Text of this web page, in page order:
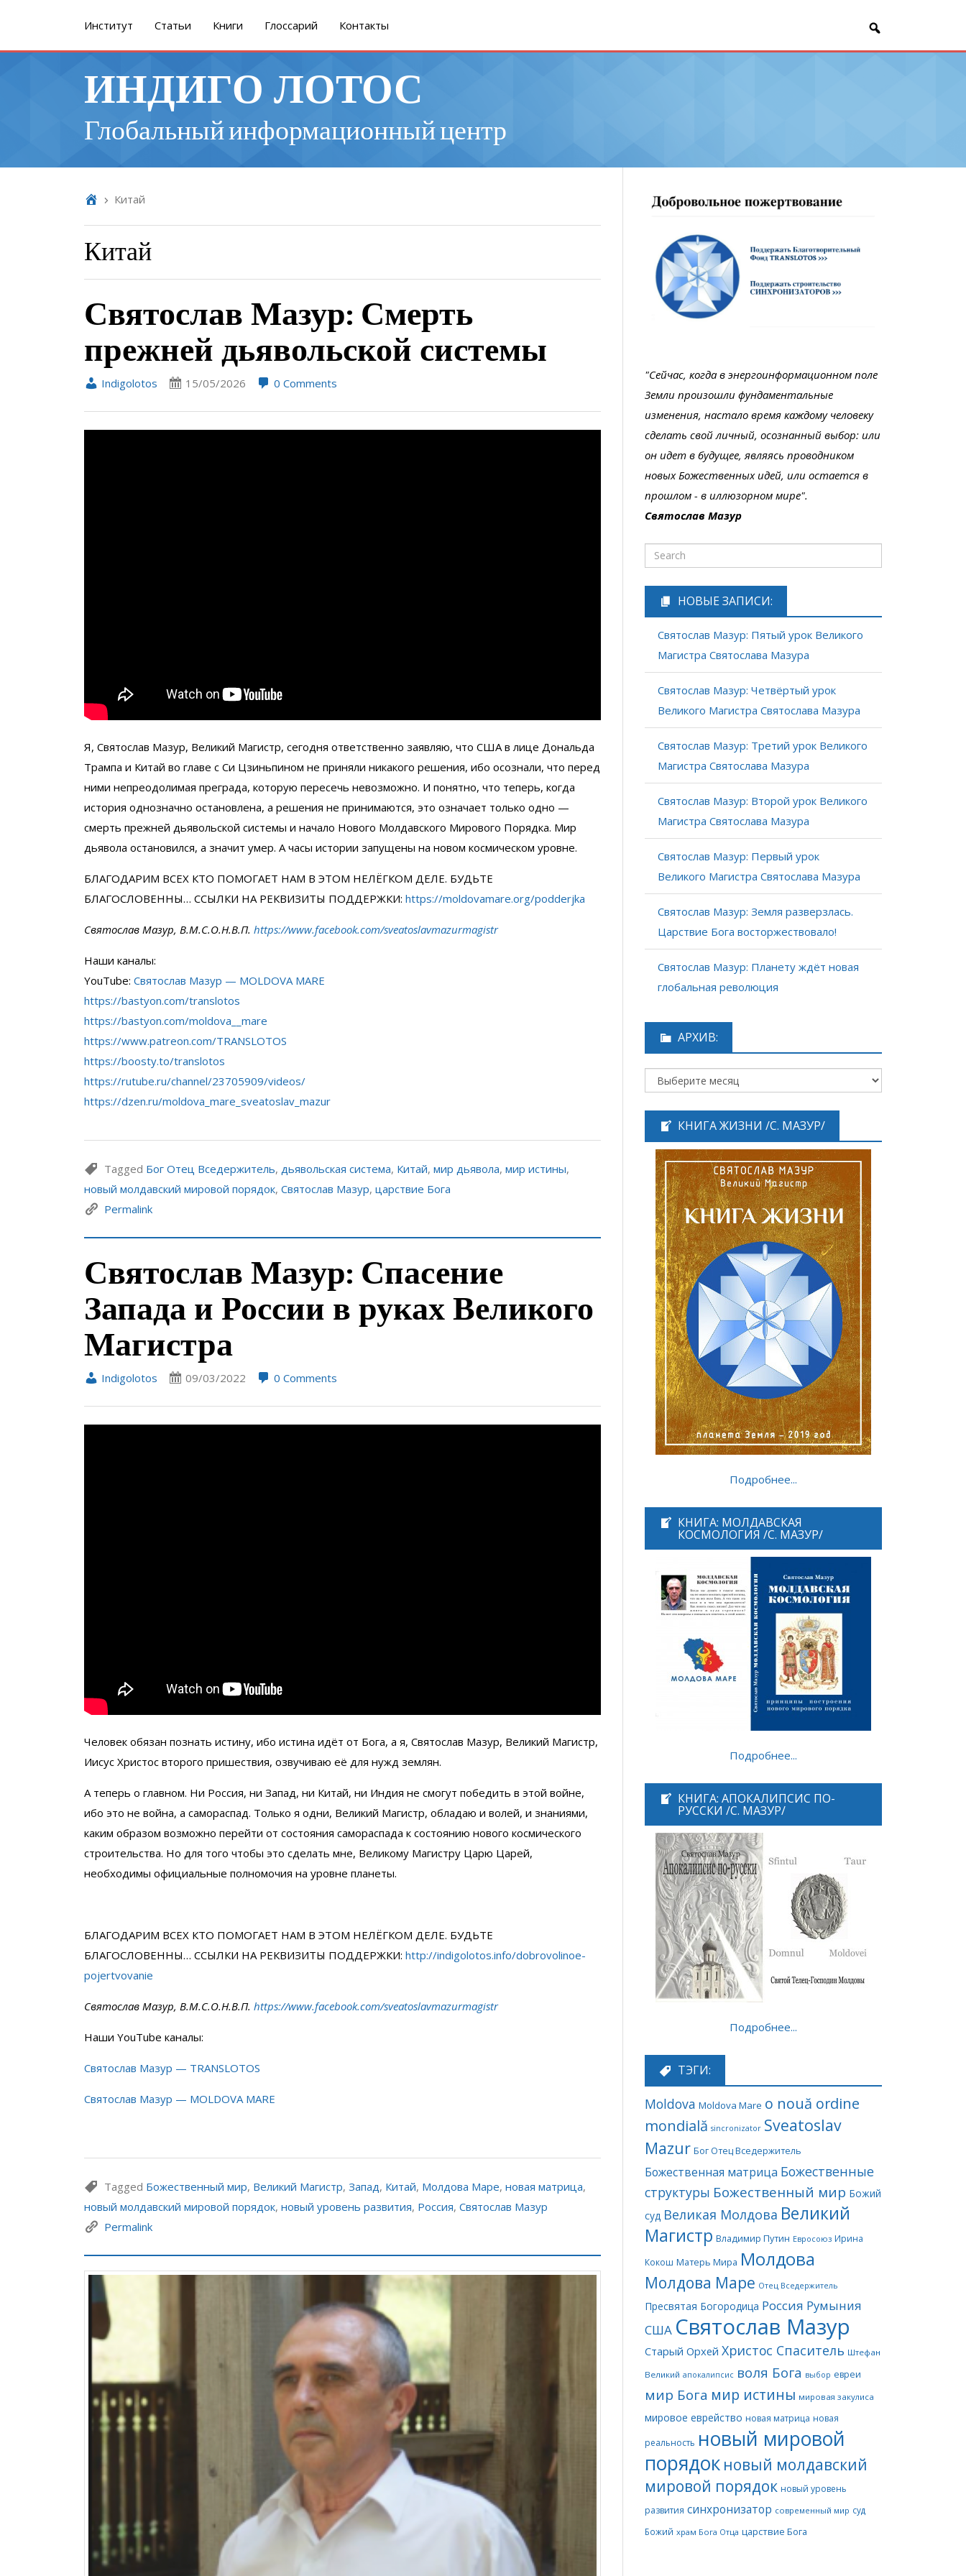
Институт Cтатьи Книги Глоссарий Контакты
ИНДИГО ЛОТОС
Глобальный информационный центр
Китай
Китай
Святослав Мазур: Смерть
прежней дьявольской системы
Indigolotos 15/05/2026 0 Comments
Я, Святослав Мазур, Великий Магистр, сегодня ответственно заявляю, что США в лице Дональда
Трампа и Китай во главе с Си Цзиньпином не приняли никакого решения, ибо осознали, что перед
ними непреодолимая преграда, которую пересечь невозможно. И понятно, что теперь, когда
история однозначно остановлена, а решения не принимаются, это означает только одно —
смерть прежней дьявольской системы и начало Нового Молдавского Мирового Порядка. Мир
дьявола остановился, а значит умер. А часы истории запущены на новом космическом уровне.
БЛАГОДАРИМ ВСЕХ КТО ПОМОГАЕТ НАМ В ЭТОМ НЕЛЁГКОМ ДЕЛЕ. БУДЬТЕ
БЛАГОСЛОВЕННЫ… ССЫЛКИ НА РЕКВИЗИТЫ ПОДДЕРЖКИ: https://moldovamare.org/podderjka
Святослав Мазур, В.М.С.О.Н.В.П. https://www.facebook.com/sveatoslavmazurmagistr
Наши каналы:
YouTube: Святослав Мазур — MOLDOVA MARE
https://bastyon.com/translotos
https://bastyon.com/moldova__mare
https://www.patreon.com/TRANSLOTOS
https://boosty.to/translotos
https://rutube.ru/channel/23705909/videos/
https://dzen.ru/moldova_mare_sveatoslav_mazur
Tagged Бог Отец Вседержитель, дьявольская система, Китай, мир дьявола, мир истины,
новый молдавский мировой порядок, Святослав Мазур, царствие Бога
Permalink
Святослав Мазур: Спасение
Запада и России в руках Великого
Магистра
Indigolotos 09/03/2022 0 Comments
Человек обязан познать истину, ибо истина идёт от Бога, а я, Святослав Мазур, Великий Магистр,
Иисус Христос второго пришествия, озвучиваю её для нужд землян.
А теперь о главном. Ни Россия, ни Запад, ни Китай, ни Индия не смогут победить в этой войне,
ибо это не война, а самораспад. Только я одни, Великий Магистр, обладаю и волей, и знаниями,
каким образом возможно перейти от состояния самораспада к состоянию нового космического
строительства. Но для того чтобы это сделать мне, Великому Магистру Царю Царей,
необходимы официальные полномочия на уровне планеты.
БЛАГОДАРИМ ВСЕХ КТО ПОМОГАЕТ НАМ В ЭТОМ НЕЛЁГКОМ ДЕЛЕ. БУДЬТЕ
БЛАГОСЛОВЕННЫ… ССЫЛКИ НА РЕКВИЗИТЫ ПОДДЕРЖКИ: http://indigolotos.info/dobrovolinoe-
pojertvovanie
Святослав Мазур, В.М.С.О.Н.В.П. https://www.facebook.com/sveatoslavmazurmagistr
Наши YouTube каналы:
Святослав Мазур — TRANSLOTOS
Святослав Мазур — MOLDOVA MARE
Tagged Божественный мир, Великий Магистр, Запад, Китай, Молдова Маре, новая матрица,
новый молдавский мировой порядок, новый уровень развития, Россия, Святослав Мазур
Permalink
"Сейчас, когда в энергоинформационном поле
Земли произошли фундаментальные
изменения, настало время каждому человеку
сделать свой личный, осознанный выбор: или
он идет в будущее, являясь проводником
новых Божественных идей, или остается в
прошлом - в иллюзорном мире".
Святослав Мазур
НОВЫЕ ЗАПИСИ:
Святослав Мазур: Пятый урок Великого
Магистра Святослава Мазура
Святослав Мазур: Четвёртый урок
Великого Магистра Святослава Мазура
Святослав Мазур: Третий урок Великого
Магистра Святослава Мазура
Святослав Мазур: Второй урок Великого
Магистра Святослава Мазура
Святослав Мазур: Первый урок
Великого Магистра Святослава Мазура
Святослав Мазур: Земля разверзлась.
Царствие Бога восторжествовало!
Святослав Мазур: Планету ждёт новая
глобальная революция
АРХИВ:
КНИГА ЖИЗНИ /С. МАЗУР/
Подробнее...
КНИГА: МОЛДАВСКАЯ
КОСМОЛОГИЯ /С. МАЗУР/
Подробнее...
КНИГА: АПОКАЛИПСИС ПО-
РУССКИ /С. МАЗУР/
Подробнее...
ТЭГИ:
Moldova Moldova Mare o nouă ordine
mondială sincronizator Sveatoslav
Mazur Бог Отец Вседержитель
Божественная матрица Божественные
структуры Божественный мир Божий
суд Великая Молдова Великий
Магистр Владимир Путин Евросоюз Ирина
Кокош Матерь Мира Молдова
Молдова Маре Отец Вседержитель
Пресвятая Богородица Россия Румыния
США Святослав Мазур
Старый Орхей Христос Спаситель Штефан
Великий апокалипсис воля Бога выбор евреи
мир Бога мир истины мировая закулиса
мировое еврейство новая матрица новая
реальность новый мировой
порядок новый молдавский
мировой порядок новый уровень
развития синхронизатор современный мир суд
Божий храм Бога Отца царствие Бога